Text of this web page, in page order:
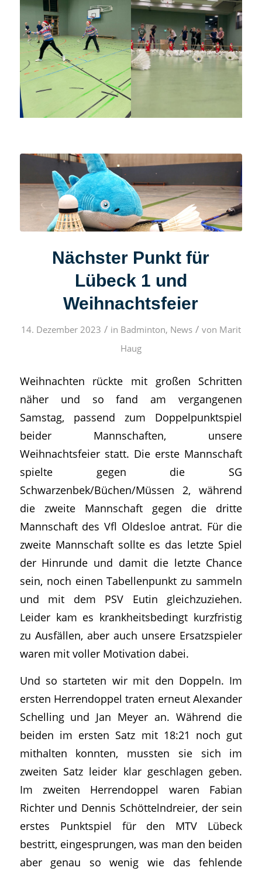
Nächster Punkt für
Lübeck 1 und
Weihnachtsfeier
14. Dezember 2023 / in Badminton, News / von Marit
Haug
Weihnachten rückte mit großen Schritten
näher und so fand am vergangenen
Samstag, passend zum Doppelpunktspiel
beider Mannschaften, unsere
Weihnachtsfeier statt. Die erste Mannschaft
spielte gegen die SG
Schwarzenbek/Büchen/Müssen 2, während
die zweite Mannschaft gegen die dritte
Mannschaft des Vfl Oldesloe antrat. Für die
zweite Mannschaft sollte es das letzte Spiel
der Hinrunde und damit die letzte Chance
sein, noch einen Tabellenpunkt zu sammeln
und mit dem PSV Eutin gleichzuziehen.
Leider kam es krankheitsbedingt kurzfristig
zu Ausfällen, aber auch unsere Ersatzspieler
waren mit voller Motivation dabei.
Und so starteten wir mit den Doppeln. Im
ersten Herrendoppel traten erneut Alexander
Schelling und Jan Meyer an. Während die
beiden im ersten Satz mit 18:21 noch gut
mithalten konnten, mussten sie sich im
zweiten Satz leider klar geschlagen geben.
Im zweiten Herrendoppel waren Fabian
Richter und Dennis Schöttelndreier, der sein
erstes Punktspiel für den MTV Lübeck
bestritt, eingesprungen, was man den beiden
aber genau so wenig wie das fehlende